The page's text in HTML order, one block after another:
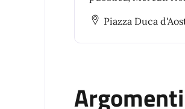
diffusi, Mercato
l’assegnazione
Piazza Duca
Argomenti